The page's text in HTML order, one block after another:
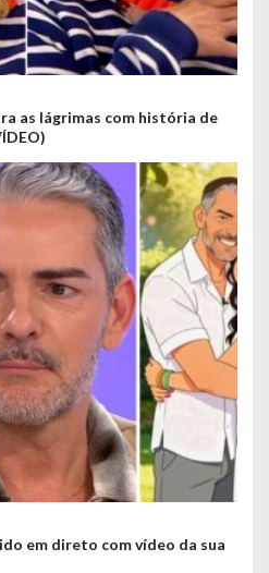
as lágrimas com história de
em direto com vídeo da sua